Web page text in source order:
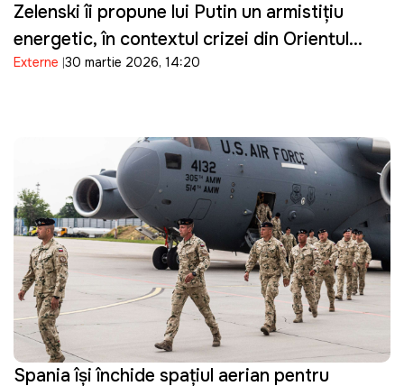
Zelenski îi propune lui Putin un armistițiu
energetic, în contextul crizei din Orientul
Mijlociu: "Suntem pregătiți"
Externe 30 martie 2026, 14:20
Spania își închide spațiul aerian pentru